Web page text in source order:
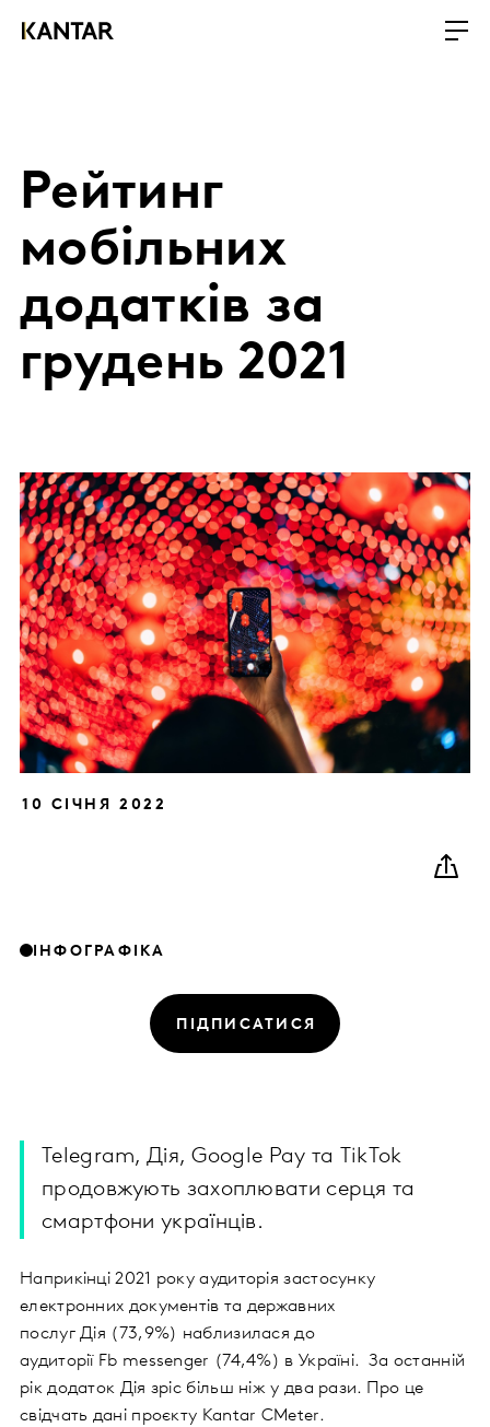
Рейтинг
мобільних
додатків за
грудень 2021
10 СІЧНЯ 2022
ІНФОГРАФІКА
ПІДПИСАТИСЯ
Telegram, Дія, Google Pay та TikTok
продовжують захоплювати серця та
смартфони українців.
Наприкінці 2021 року аудиторія застосунку
електронних документів та державних
послуг Дія (73,9%) наблизилася до
аудиторії Fb messenger (74,4%) в Україні. За останній
рік додаток Дія зріс більш ніж у два рази. Про це
свідчать дані проєкту Kantar CMeter.